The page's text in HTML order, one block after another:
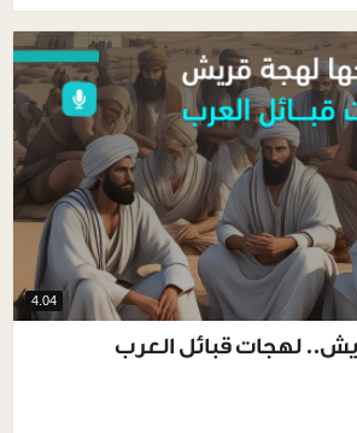
4.04
لهجات قبائل العرب